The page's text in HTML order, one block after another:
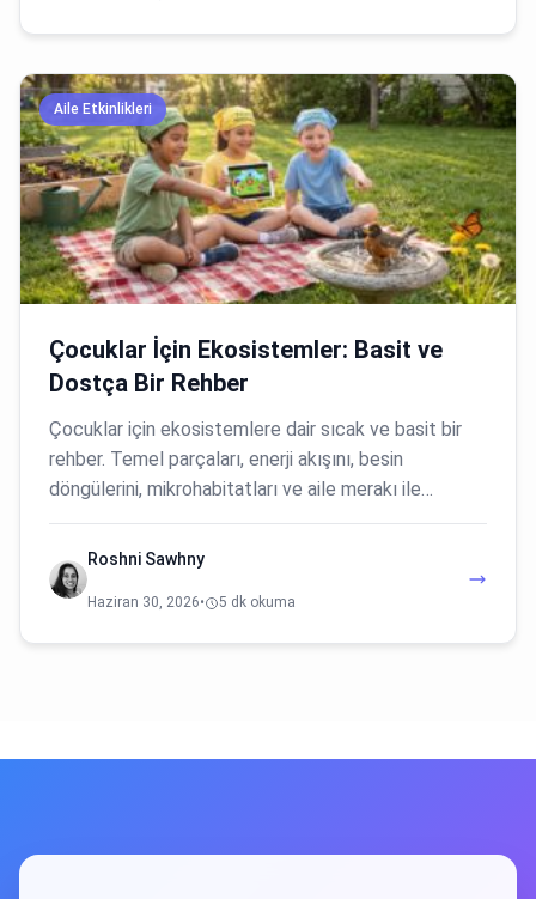
Aile Etkinlikleri
Çocuklar İçin Ekosistemler: Basit ve
Dostça Bir Rehber
Çocuklar için ekosistemlere dair sıcak ve basit bir
rehber. Temel parçaları, enerji akışını, besin
döngülerini, mikrohabitatları ve aile merakı ile…
Roshni Sawhny
Haziran 30, 2026• 5 dk okuma